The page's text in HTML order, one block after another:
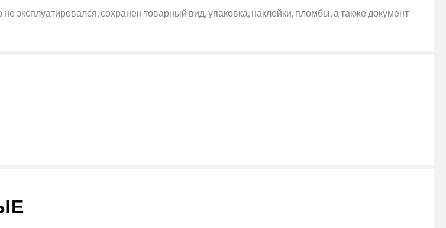
не эксплуатировался, сохранен товарный вид, упаковка, наклейки, пломбы, а также документ